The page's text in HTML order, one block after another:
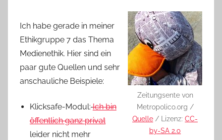
Zeitungsente von
Metropolico.org /
Quelle / Lizenz: CC-
by-SA 2.0
Ich habe gerade in meiner
Ethikgruppe 7 das Thema
Medienethik. Hier sind ein
paar gute Quellen und sehr
anschauliche Beispiele:
Klicksafe-Modul: Ich bin
öffentlich ganz privat
leider nicht mehr